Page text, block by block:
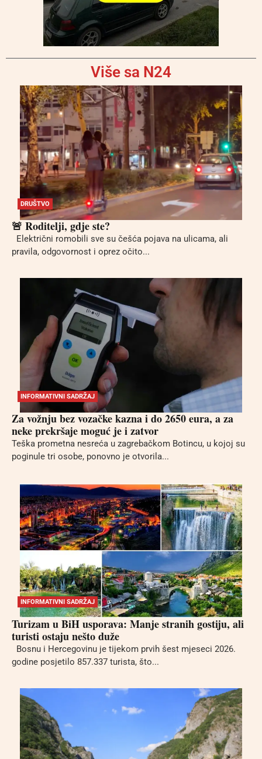
Više sa N24
DRUŠTVO
🚨 Roditelji, gdje ste?
Električni romobili sve su češća pojava na ulicama, ali
pravila, odgovornost i oprez očito...
INFORMATIVNI SADRŽAJ
Za vožnju bez vozačke kazna i do 2650 eura, a za
neke prekršaje moguć je i zatvor
Teška prometna nesreća u zagrebačkom Botincu, u kojoj su
poginule tri osobe, ponovno je otvorila...
INFORMATIVNI SADRŽAJ
Turizam u BiH usporava: Manje stranih gostiju, ali
turisti ostaju nešto duže
Bosnu i Hercegovinu je tijekom prvih šest mjeseci 2026.
godine posjetilo 857.337 turista, što...